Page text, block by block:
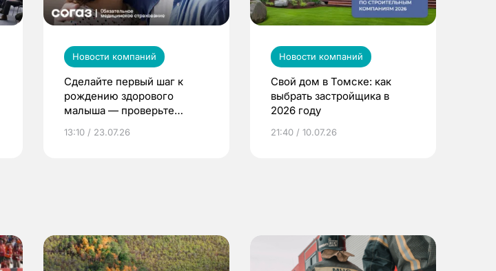
Новости компаний
Сделайте первый шаг к
рождению здорового
малыша — проверьте
по ОМС!
13:10 / 23.07.26
Новости компаний
Свой дом в Томске: как
выбрать застройщика в
2026 году
21:40 / 10.07.26